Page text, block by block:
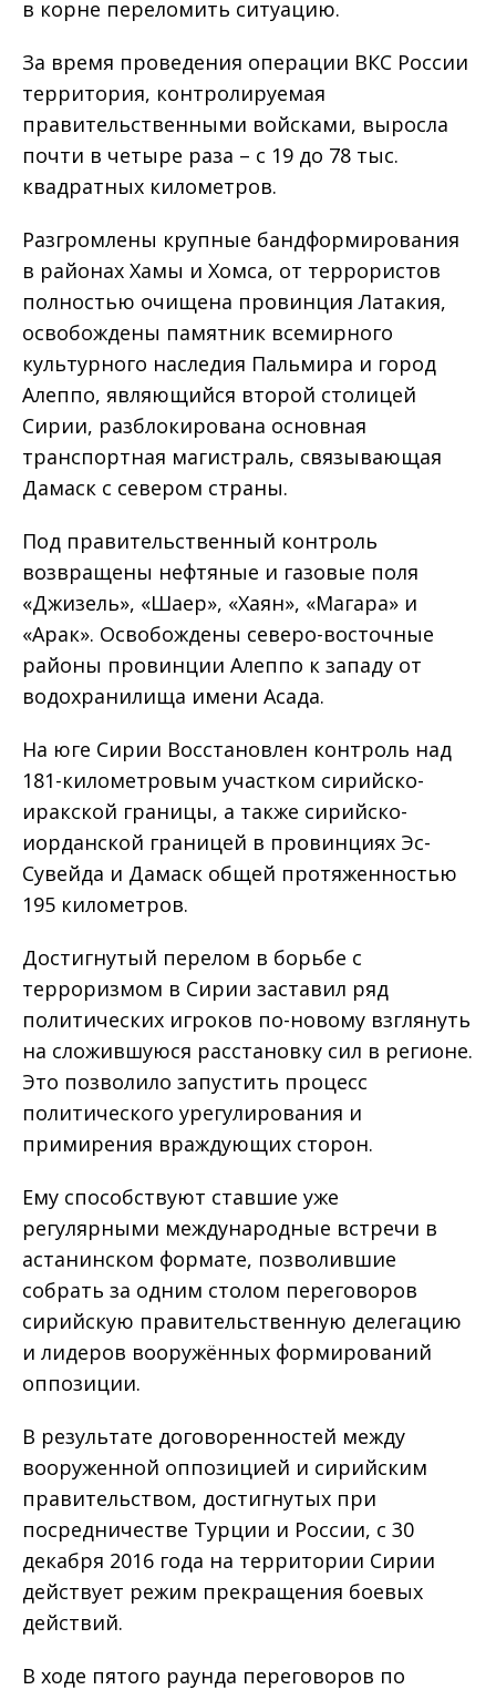
в корне переломить ситуацию.
За время проведения операции ВКС России
территория, контролируемая
правительственными войсками, выросла
почти в четыре раза – с 19 до 78 тыс.
квадратных километров.
Разгромлены крупные бандформирования
в районах Хамы и Хомса, от террористов
полностью очищена провинция Латакия,
освобождены памятник всемирного
культурного наследия Пальмира и город
Алеппо, являющийся второй столицей
Сирии, разблокирована основная
транспортная магистраль, связывающая
Дамаск с севером страны.
Под правительственный контроль
возвращены нефтяные и газовые поля
«Джизель», «Шаер», «Хаян», «Магара» и
«Арак». Освобождены северо-восточные
районы провинции Алеппо к западу от
водохранилища имени Асада.
На юге Сирии Восстановлен контроль над
181-километровым участком сирийско-
иракской границы, а также сирийско-
иорданской границей в провинциях Эс-
Сувейда и Дамаск общей протяженностью
195 километров.
Достигнутый перелом в борьбе с
терроризмом в Сирии заставил ряд
политических игроков по-новому взглянуть
на сложившуюся расстановку сил в регионе.
Это позволило запустить процесс
политического урегулирования и
примирения враждующих сторон.
Ему способствуют ставшие уже
регулярными международные встречи в
астанинском формате, позволившие
собрать за одним столом переговоров
сирийскую правительственную делегацию
и лидеров вооружённых формирований
оппозиции.
В результате договоренностей между
вооруженной оппозицией и сирийским
правительством, достигнутых при
посредничестве Турции и России, с 30
декабря 2016 года на территории Сирии
действует режим прекращения боевых
действий.
В ходе пятого раунда переговоров по